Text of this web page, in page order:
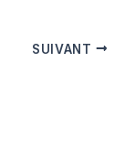
SUIVANT